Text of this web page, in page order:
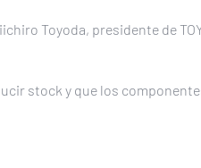
Toyoda, presidente de
stock y que los